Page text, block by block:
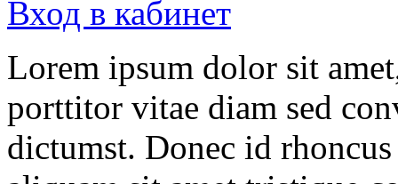
Вход в кабинет
Lorem ipsum dolor sit
porttitor vitae diam sed
dictumst. Donec id